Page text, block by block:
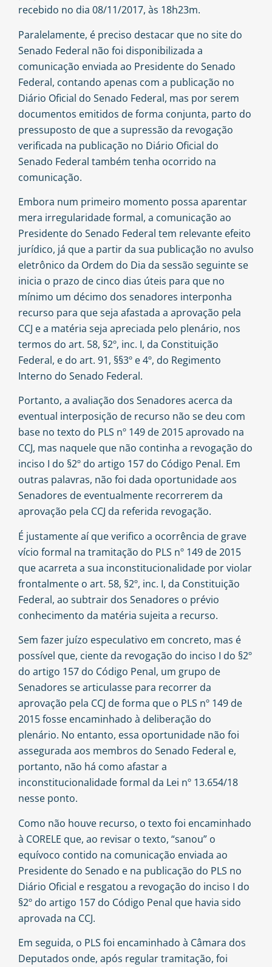
recebido no dia 08/11/2017, às 18h23m.
Paralelamente, é preciso destacar que no site do
Senado Federal não foi disponibilizada a
comunicação enviada ao Presidente do Senado
Federal, contando apenas com a publicação no
Diário Oficial do Senado Federal, mas por serem
documentos emitidos de forma conjunta, parto do
pressuposto de que a supressão da revogação
verificada na publicação no Diário Oficial do
Senado Federal também tenha ocorrido na
comunicação.
Embora num primeiro momento possa aparentar
mera irregularidade formal, a comunicação ao
Presidente do Senado Federal tem relevante efeito
jurídico, já que a partir da sua publicação no avulso
eletrônico da Ordem do Dia da sessão seguinte se
inicia o prazo de cinco dias úteis para que no
mínimo um décimo dos senadores interponha
recurso para que seja afastada a aprovação pela
CCJ e a matéria seja apreciada pelo plenário, nos
termos do art. 58, §2º, inc. I, da Constituição
Federal, e do art. 91, §§3º e4º, do Regimento
Interno do Senado Federal.
Portanto, a avaliação dos Senadores acerca da
eventual interposição de recurso não se deu com
base no texto do PLS nº 149 de 2015 aprovado na
CCJ, mas naquele que não continha a revogação do
inciso I do §2º do artigo 157 do Código Penal. Em
outras palavras, não foi dada oportunidade aos
Senadores de eventualmente recorrerem da
aprovação pela CCJ da referida revogação.
É justamente aí que verifico a ocorrência de grave
vício formal na tramitação do PLS nº 149 de 2015
que acarreta a sua inconstitucionalidade por violar
frontalmente o art. 58, §2º, inc. I, da Constituição
Federal, ao subtrair dos Senadores o prévio
conhecimento da matéria sujeita a recurso.
Sem fazer juízo especulativo em concreto, mas é
possível que, ciente da revogação do inciso I do §2º
do artigo 157 do Código Penal, um grupo de
Senadores se articulasse para recorrer da
aprovação pela CCJ de forma que o PLS nº 149 de
2015 fosse encaminhado à deliberação do
plenário. No entanto, essa oportunidade não foi
assegurada aos membros do Senado Federal e,
portanto, não há como afastar a
inconstitucionalidade formal da Lei nº 13.654/18
nesse ponto.
Como não houve recurso, o texto foi encaminhado
à CORELE que, ao revisar o texto, “sanou” o
equívoco contido na comunicação enviada ao
Presidente do Senado e na publicação do PLS no
Diário Oficial e resgatou a revogação do inciso I do
§2º do artigo 157 do Código Penal que havia sido
aprovada na CCJ.
Em seguida, o PLS foi encaminhado à Câmara dos
Deputados onde, após regular tramitação, foi